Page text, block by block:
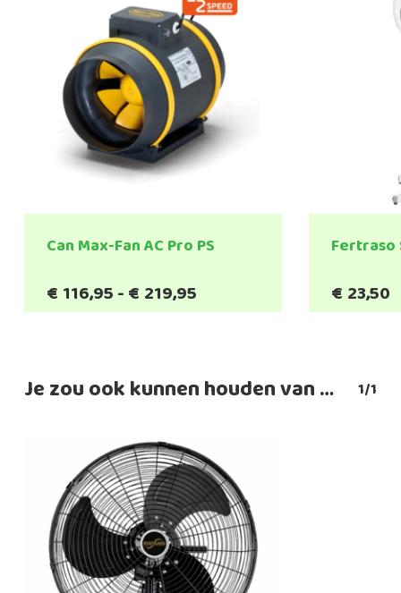
Can Max-Fan AC Pro PS
€ 116,95-€ 219,95Prijsklasse:
€116,95
€ 23,50
Je zou ook kunnen houden van … 1/1